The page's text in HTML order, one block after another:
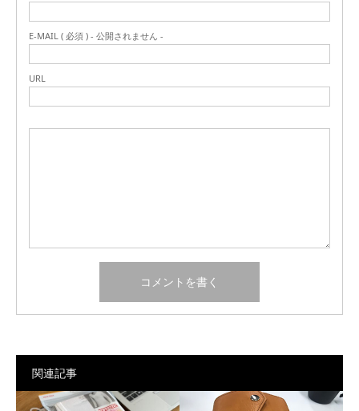
E-MAIL ( 必須 ) - 公開されません -
URL
関連記事